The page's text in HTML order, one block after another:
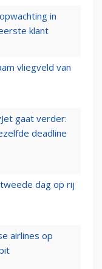
in
klant
vliegveld van
gaat verder:
deadline
dag op rij
airlines op